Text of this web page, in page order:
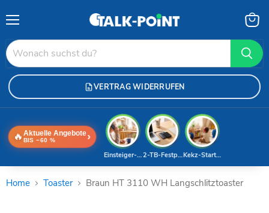
VERTRAG WIDERRUFEN
🔥 Aktuelle Angebote
BIS −60 % ›
Kekz-Starterset
2-TB-Festplatte
Einsteiger-Handy
Home Toaster Braun HT 3110 WH Langschlitztoaster